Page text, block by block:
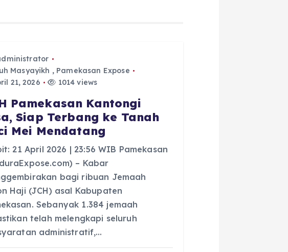
Masyayikh , Pamekasan Expose
21, 2026
1014 views
Pamekasan Kantongi
Siap Terbang ke Tanah
Mei Mendatang
21 April 2026 | 23:56 WIB Pamekasan
– Kabar
bagi ribuan Jemaah
Haji (JCH) asal Kabupaten
Sebanyak 1.384 jemaah
telah melengkapi seluruh
administratif,…